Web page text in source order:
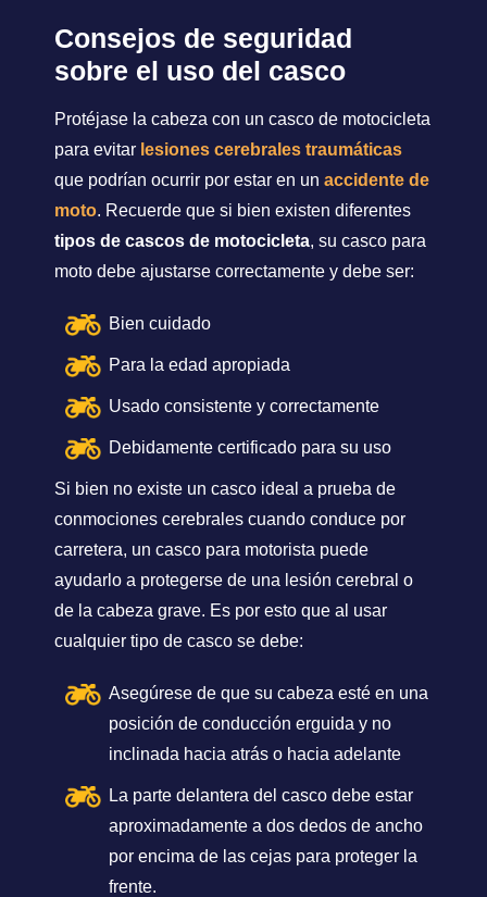
Consejos de seguridad
sobre el uso del casco
Protéjase la cabeza con un casco de motocicleta
para evitar lesiones cerebrales traumáticas
que podrían ocurrir por estar en un accidente de
moto. Recuerde que si bien existen diferentes
tipos de cascos de motocicleta, su casco para
moto debe ajustarse correctamente y debe ser:
Bien cuidado
Para la edad apropiada
Usado consistente y correctamente
Debidamente certificado para su uso
Si bien no existe un casco ideal a prueba de
conmociones cerebrales cuando conduce por
carretera, un casco para motorista puede
ayudarlo a protegerse de una lesión cerebral o
de la cabeza grave. Es por esto que al usar
cualquier tipo de casco se debe:
Asegúrese de que su cabeza esté en una
posición de conducción erguida y no
inclinada hacia atrás o hacia adelante
La parte delantera del casco debe estar
aproximadamente a dos dedos de ancho
por encima de las cejas para proteger la
frente.